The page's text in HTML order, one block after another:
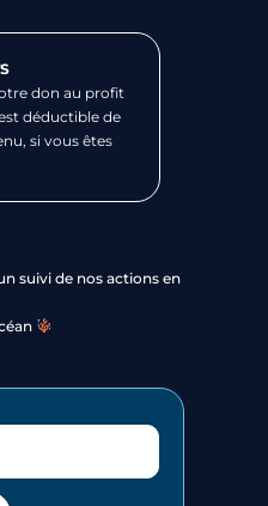
don au profit
déductible de
si vous êtes
suivi de nos actions en